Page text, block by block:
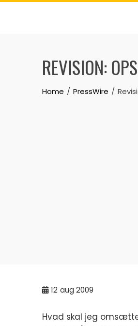
Skip
REVISION:
Home PressWire
12 aug 2009
Hvad skal jeg